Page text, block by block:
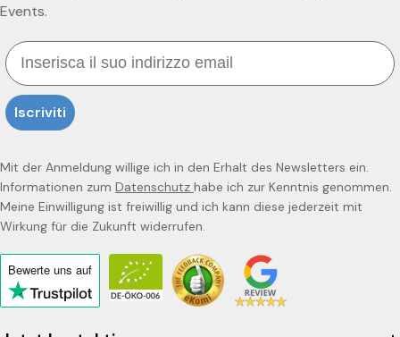
Events.
Email
Iscriviti
Mit der Anmeldung willige ich in den Erhalt des Newsletters ein.
Informationen zum Datenschutz habe ich zur Kenntnis genommen.
Meine Einwilligung ist freiwillig und ich kann diese jederzeit mit
Wirkung für die Zukunft widerrufen.
Bewerte uns auf
Click
to